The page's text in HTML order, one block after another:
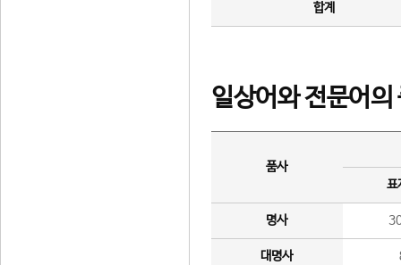
합계
일상어와 전문어의
품사
표
명사
대명사